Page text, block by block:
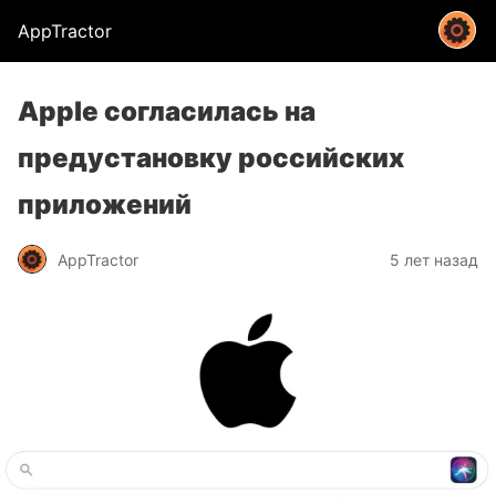
AppTractor
Apple согласилась на
предустановку российских
приложений
AppTractor 5 лет назад